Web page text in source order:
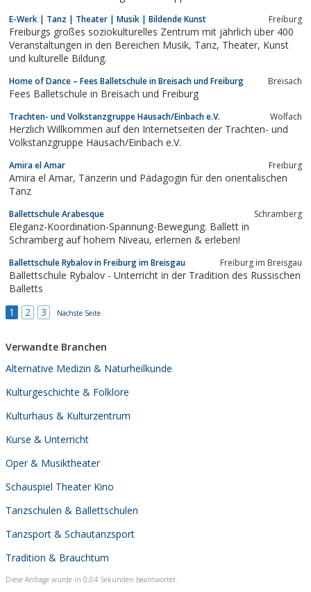
E-Werk | Tanz | Theater | Musik | Bildende Kunst Freiburg
Freiburgs großes soziokulturelles Zentrum mit jährlich über 400
Veranstaltungen in den Bereichen Musik, Tanz, Theater, Kunst
und kulturelle Bildung.
Home of Dance – Fees Balletschule in Breisach und Freiburg Breisach
Fees Balletschule in Breisach und Freiburg
Trachten- und Volkstanzgruppe Hausach/Einbach e.V. Wolfach
Herzlich Willkommen auf den Internetseiten der Trachten- und
Volkstanzgruppe Hausach/Einbach e.V.
Amira el Amar Freiburg
Amira el Amar, Tänzerin und Pädagogin für den orientalischen
Tanz
Ballettschule Arabesque Schramberg
Eleganz-Koordination-Spannung-Bewegung. Ballett in
Schramberg auf hohem Niveau, erlernen & erleben!
Ballettschule Rybalov in Freiburg im Breisgau Freiburg im Breisgau
Ballettschule Rybalov - Unterricht in der Tradition des Russischen
Balletts
1
2 3 Nächste Seite
Verwandte Branchen
Alternative Medizin & Naturheilkunde
Kulturgeschichte & Folklore
Kulturhaus & Kulturzentrum
Kurse & Unterricht
Oper & Musiktheater
Schauspiel Theater Kino
Tanzschulen & Ballettschulen
Tanzsport & Schautanzsport
Tradition & Brauchtum
Diese Anfrage wurde in 0,04 Sekunden beantwortet.